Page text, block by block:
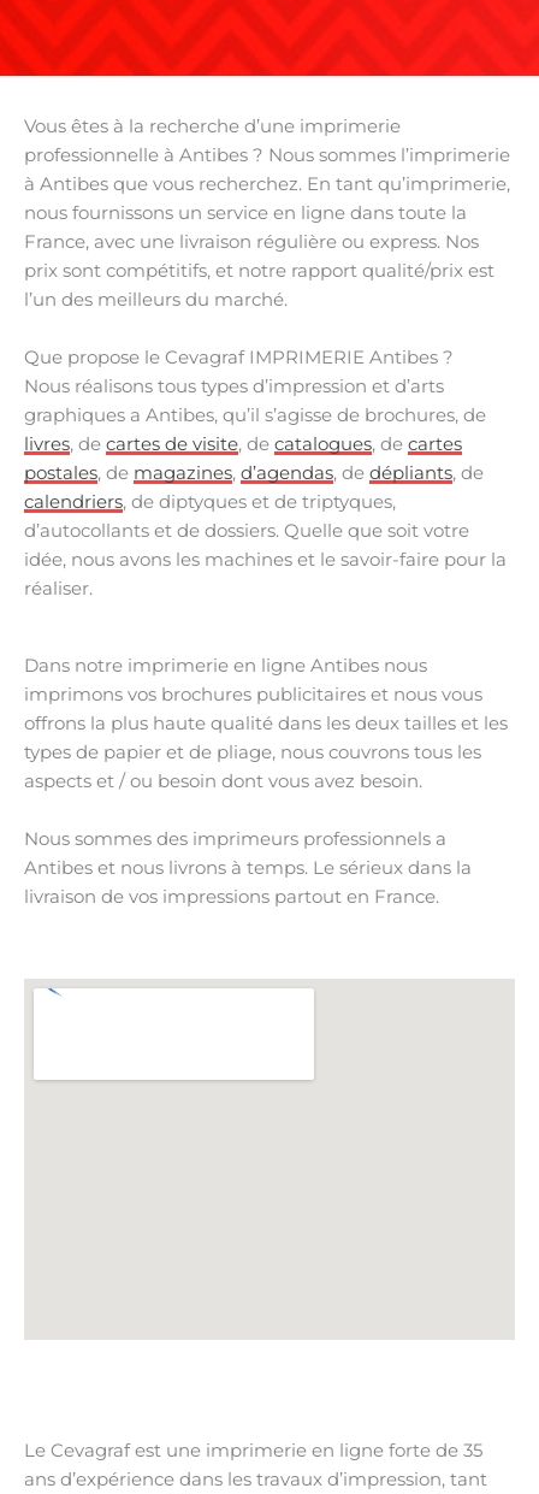
Vous êtes à la recherche d’une imprimerie
professionnelle à Antibes ? Nous sommes l’imprimerie
à Antibes que vous recherchez. En tant qu’imprimerie,
nous fournissons un service en ligne dans toute la
France, avec une livraison régulière ou express. Nos
prix sont compétitifs, et notre rapport qualité/prix est
l’un des meilleurs du marché.
Que propose le Cevagraf IMPRIMERIE Antibes ?
Nous réalisons tous types d’impression et d’arts
graphiques a Antibes, qu’il s’agisse de brochures, de
livres, de cartes de visite, de catalogues, de cartes
postales, de magazines, d’agendas, de dépliants, de
calendriers, de diptyques et de triptyques,
d’autocollants et de dossiers. Quelle que soit votre
idée, nous avons les machines et le savoir-faire pour la
réaliser.
Dans notre imprimerie en ligne Antibes nous
imprimons vos brochures publicitaires et nous vous
offrons la plus haute qualité dans les deux tailles et les
types de papier et de pliage, nous couvrons tous les
aspects et / ou besoin dont vous avez besoin.
Nous sommes des imprimeurs professionnels a
Antibes et nous livrons à temps. Le sérieux dans la
livraison de vos impressions partout en France.
Le Cevagraf est une imprimerie en ligne forte de 35
ans d’expérience dans les travaux d’impression, tant